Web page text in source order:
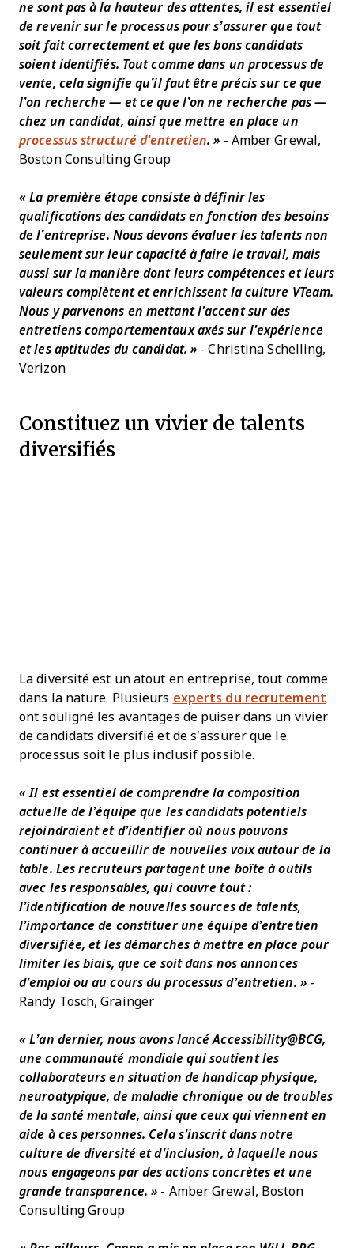
ne sont pas à la hauteur des attentes, il est essentiel
de revenir sur le processus pour s’assurer que tout
soit fait correctement et que les bons candidats
soient identifiés. Tout comme dans un processus de
vente, cela signifie qu’il faut être précis sur ce que
l’on recherche — et ce que l’on ne recherche pas —
chez un candidat, ainsi que mettre en place un
processus structuré d’entretien. » - Amber Grewal,
Boston Consulting Group
« La première étape consiste à définir les
qualifications des candidats en fonction des besoins
de l’entreprise. Nous devons évaluer les talents non
seulement sur leur capacité à faire le travail, mais
aussi sur la manière dont leurs compétences et leurs
valeurs complètent et enrichissent la culture VTeam.
Nous y parvenons en mettant l’accent sur des
entretiens comportementaux axés sur l’expérience
et les aptitudes du candidat. » - Christina Schelling,
Verizon
Constituez un vivier de talents
diversifiés
La diversité est un atout en entreprise, tout comme
dans la nature. Plusieurs experts du recrutement
ont souligné les avantages de puiser dans un vivier
de candidats diversifié et de s’assurer que le
processus soit le plus inclusif possible.
« Il est essentiel de comprendre la composition
actuelle de l’équipe que les candidats potentiels
rejoindraient et d’identifier où nous pouvons
continuer à accueillir de nouvelles voix autour de la
table. Les recruteurs partagent une boîte à outils
avec les responsables, qui couvre tout :
l’identification de nouvelles sources de talents,
l’importance de constituer une équipe d’entretien
diversifiée, et les démarches à mettre en place pour
limiter les biais, que ce soit dans nos annonces
d’emploi ou au cours du processus d’entretien. »-
Randy Tosch, Grainger
« L’an dernier, nous avons lancé Accessibility@BCG,
une communauté mondiale qui soutient les
collaborateurs en situation de handicap physique,
neuroatypique, de maladie chronique ou de troubles
de la santé mentale, ainsi que ceux qui viennent en
aide à ces personnes. Cela s’inscrit dans notre
culture de diversité et d’inclusion, à laquelle nous
nous engageons par des actions concrètes et une
grande transparence. » - Amber Grewal, Boston
Consulting Group